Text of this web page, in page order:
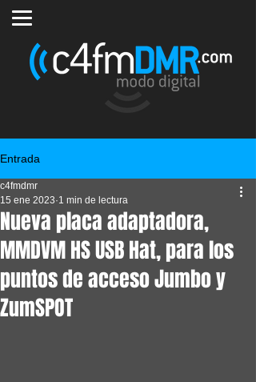
Entrada
Nueva placa adaptadora,
MMDVM HS USB Hat, para los
puntos de acceso Jumbo y
ZumSPOT
c4fmdmr
15 ene 2023 1 min de lectura